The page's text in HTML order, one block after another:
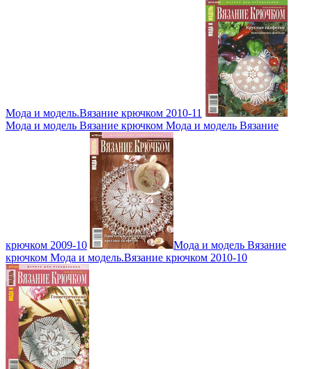
Мода и модель.Вязание крючком 2010-11
Мода и модель Вязание крючком Мода и модель Вязание
крючком 2009-10
Мода и модель Вязание
крючком Мода и модель.Вязание крючком 2010-10